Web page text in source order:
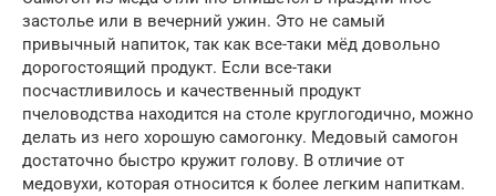
застолье или в вечерний ужин. Это не самый
привычный напиток, так как все-таки мёд довольно
дорогостоящий продукт. Если все-таки
посчастливилось и качественный продукт
пчеловодства находится на столе круглогодично, можно
делать из него хорошую самогонку. Медовый самогон
достаточно быстро кружит голову. В отличие от
медовухи, которая относится к более легким напиткам.